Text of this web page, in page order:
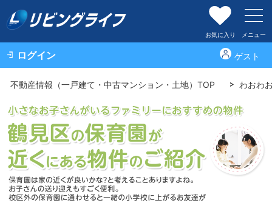
お気に入り メニュー
ログイン ゲスト
不動産情報（一戸建て・中古マンション・土地）TOP わおわ